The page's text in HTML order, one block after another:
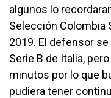
algunos lo
Selección Colombia
2019. El defensor
Serie B de Italia,
minutos por lo que
pudiera tener